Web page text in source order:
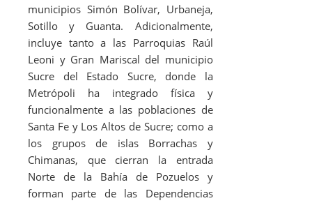
municipios Simón Bolívar, Urbaneja,
Sotillo y Guanta. Adicionalmente,
incluye tanto a las Parroquias Raúl
Leoni y Gran Mariscal del municipio
Sucre del Estado Sucre, donde la
Metrópoli ha integrado física y
funcionalmente a las poblaciones de
Santa Fe y Los Altos de Sucre; como a
los grupos de islas Borrachas y
Chimanas, que cierran la entrada
Norte de la Bahía de Pozuelos y
forman parte de las Dependencias